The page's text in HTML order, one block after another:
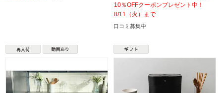
10％OFFクーポンプレゼント中！
8/11（火）まで
口コミ募集中